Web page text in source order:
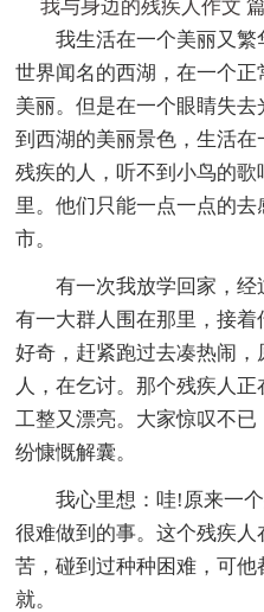
我与身边的残疾人作文
我生活在一个美丽又
世界闻名的西湖，在一个
美丽。但是在一个眼睛失
到西湖的美丽景色，生活
残疾的人，听不到小鸟的
里。他们只能一点一点的
市。
有一次我放学回家，
有一大群人围在那里，接
好奇，赶紧跑过去凑热闹
人，在乞讨。那个残疾人
工整又漂亮。大家惊叹不
纷慷慨解囊。
我心里想：哇!原来一
很难做到的事。这个残疾
苦，碰到过种种困难，可
就。